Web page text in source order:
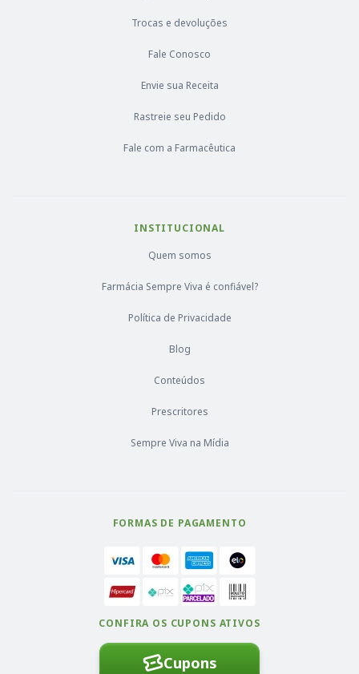
Trocas e devoluções
Fale Conosco
Envie sua Receita
Rastreie seu Pedido
Fale com a Farmacêutica
INSTITUCIONAL
Quem somos
Farmácia Sempre Viva é confiável?
Política de Privacidade
Blog
Conteúdos
Prescritores
Sempre Viva na Mídia
FORMAS DE PAGAMENTO
CONFIRA OS CUPONS ATIVOS
Cupons